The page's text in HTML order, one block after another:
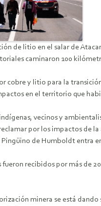
de litio en el salar de
caminaron 100
cobre y litio para la
en el territorio que
vecinos y
por los impactos de
Pingüino de Humboldt entra
fueron recibidos por más de
minera se está